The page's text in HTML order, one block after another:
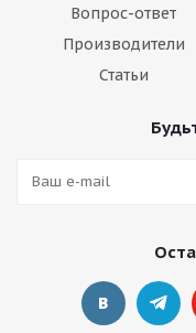
Вопрос-ответ
Производители
Статьи